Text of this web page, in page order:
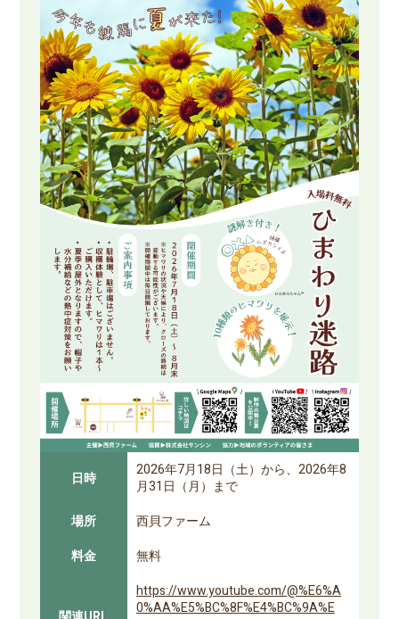
日時
2026年7月18日（土）から、2026年8
月31日（月）まで
場所
西貝ファーム
料金
無料
https://www.youtube.com/@%E6%A
0%AA%E5%BC%8F%E4%BC%9A%E